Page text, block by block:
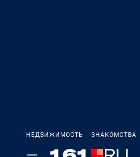
НЕДВИЖИМОСТЬ ЗНАКОМСТВА